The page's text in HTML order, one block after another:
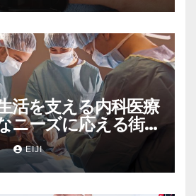
活を支える内科医療
ニーズに応える街
ラEIJI